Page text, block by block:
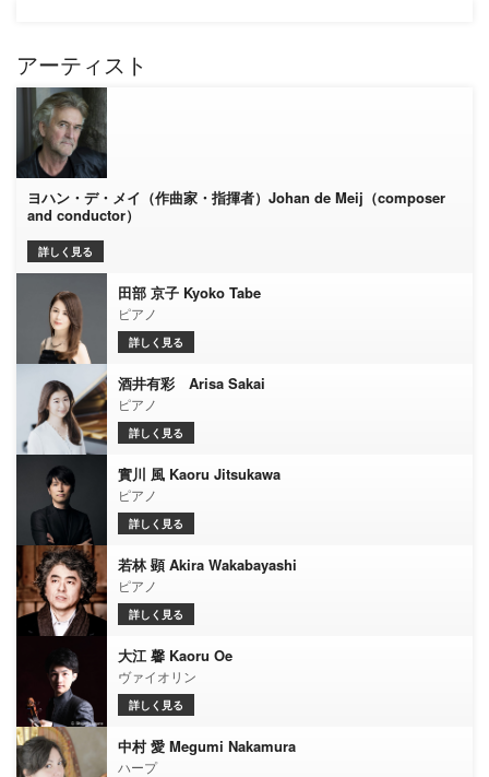
アーティスト
ヨハン・デ・メイ（作曲家・指揮者）Johan de Meij（composer
and conductor）
詳しく見る
田部 京子 Kyoko Tabe
ピアノ
詳しく見る
酒井有彩 Arisa Sakai
ピアノ
詳しく見る
實川 風 Kaoru Jitsukawa
ピアノ
詳しく見る
若林 顕 Akira Wakabayashi
ピアノ
詳しく見る
大江 馨 Kaoru Oe
ヴァイオリン
詳しく見る
中村 愛 Megumi Nakamura
ハープ